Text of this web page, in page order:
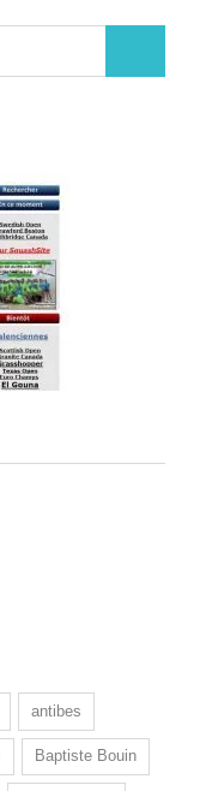
antibes
Baptiste Bouin